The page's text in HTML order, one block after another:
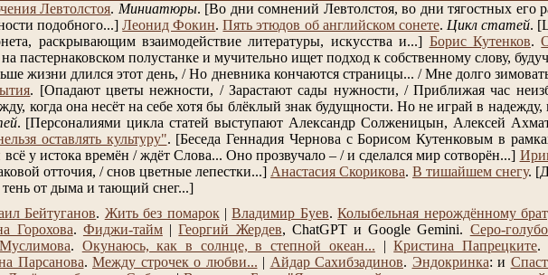
Левтолстоя. Миниатюры. [Во дни сомнений Левтолстоя, во дни тягостных
подобного...] Леонид Фокин.Пять этюдов об английском сонете. Цикл статей.
раскрывающим взаимодействие литературы, искусства и...] Борис Кутенков.
пастернаковском полустанке и мучительно ищет подход к собственному слову,
жизни длился этот день, / Но дневника кончаются страницы... / Мне долго
. [Опадают цветы нежности, / Зарастают сады нужности, / Приближая час
когда она несёт на себе хотя бы блёклый знак будущности. Но не играй в
. [Персоналиями цикла статей выступают Александр Солженицын, Алексей
оставлять культуру". [Беседа Геннадия Чернова с Борисом Кутенковым в
всё у истока времён / ждёт Слова... Оно прозвучало – / и сделался мир сотворён...]
отточия, / снов цветные лепестки...] Анастасия Скорикова. В тишайшем снегу.
от дыма и тающий снег...]
Бейтуганов. Жить без помарок|Владимир Буев.Колыбельная нерождённому
Горохова. Фиджи-тайм|Георгий Жердев, ChatGPT и Google Gemini. Серо-
. Окунаюсь, как в солнце, в степной океан... |Кристина Папрецките.
Парсанова. Между строчек о любви... | Айдар Сахибзадинов. Эндокринка: и